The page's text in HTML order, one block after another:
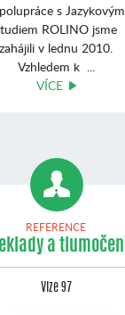
s Jazykovým
ROLINO jsme
zahájili v lednu 2010.
Vzhledem k ...
VÍCE
REFERENCE
a tlumočení
Vize 97